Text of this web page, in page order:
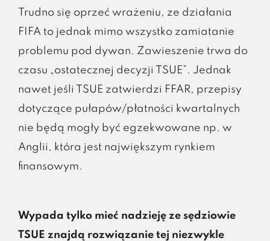
Trudno się oprzeć wrażeniu, ze działania
FIFA to jednak mimo wszystko zamiatanie
problemu pod dywan. Zawieszenie trwa do
czasu „ostatecznej decyzji TSUE”. Jednak
nawet jeśli TSUE zatwierdzi FFAR, przepisy
dotyczące pułapów/płatności kwartalnych
nie będą mogły być egzekwowane np. w
Anglii, która jest największym rynkiem
finansowym.
Wypada tylko mieć nadzieję ze sędziowie
TSUE znajdą rozwiązanie tej niezwykle